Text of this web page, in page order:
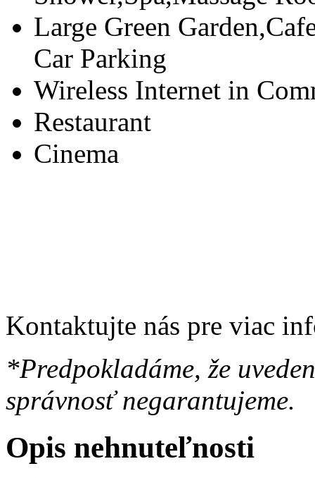
Large Green
Car Parking
Wireless Internet in
Restaurant
Cinema
Kontaktujte nás pre viac
*Predpokladáme, že
správnosť negarantujeme.
Opis nehnuteľnosti